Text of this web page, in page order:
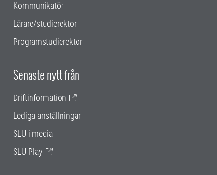
Kommunikatör
Lärare/studierektor
Programstudierektor
Senaste nytt från
Driftinformation
Lediga anställningar
SLU i media
SLU Play